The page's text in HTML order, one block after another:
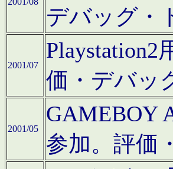
デバッグ・
2001/07
価・デバッ
2001/05
GAMEBOY
参加。評価